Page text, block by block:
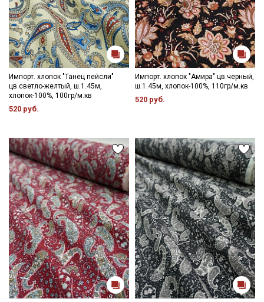
Импорт. хлопок "Танец пейсли"
цв.светло-желтый, ш.1.45м,
хлопок-100%, 100гр/м.кв
520 руб.
Импорт. хлопок "Амира" цв.черный,
ш.1.45м, хлопок-100%, 110гр/м.кв
520 руб.